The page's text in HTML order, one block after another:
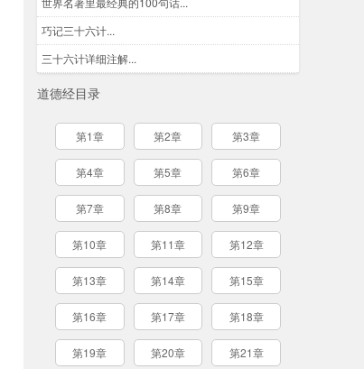
巧记三十六计...
三十六计详细注解...
道德经目录
第1章 第2章 第3章
第4章 第5章 第6章
第7章 第8章 第9章
第10章 第11章 第12章
第13章 第14章 第15章
第16章 第17章 第18章
第19章 第20章 第21章